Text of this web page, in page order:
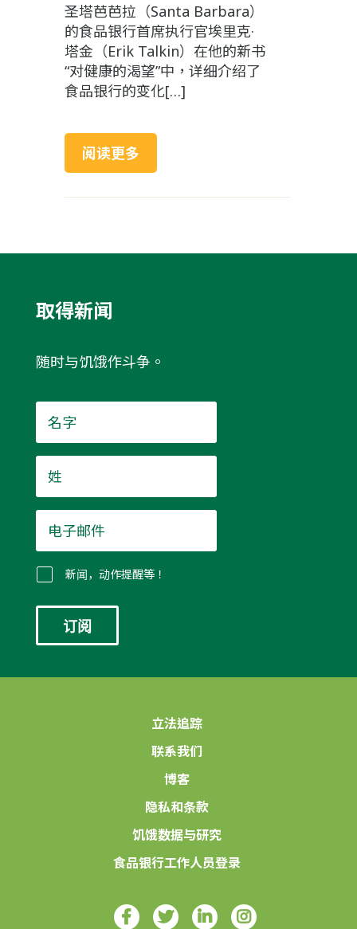
圣塔芭芭拉（Santa Barbara）
的食品银行首席执行官埃里克·
塔金（Erik Talkin）在他的新书
“对健康的渴望”中，详细介绍了
食品银行的变化[…]
阅读更多
取得新闻
随时与饥饿作斗争。
字
*
*
子
邮
件
新闻，动作提醒等！
立法追踪
联系我们
博客
隐私和条款
饥饿数据与研究
食品银行工作人员登录